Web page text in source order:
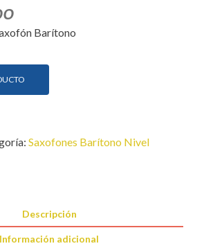
Barítono
Saxofones Barítono Nivel
Descripción
Información adicional